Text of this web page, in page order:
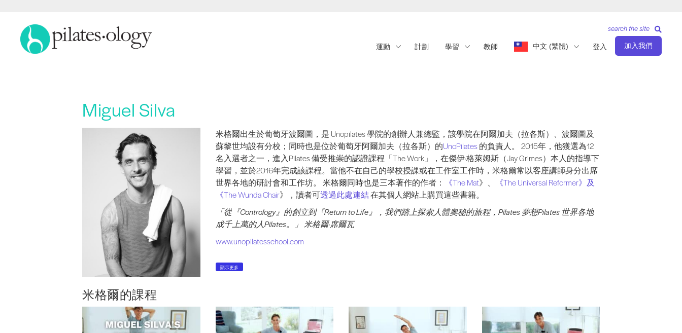
運動 計劃 學習 教師 中文 (繁體) 登入 加入我們
search the site
Miguel Silva
米格爾出生於葡萄牙波爾圖，是 Unopilates 學院的創辦人兼總監，該學院在阿爾加夫（拉各斯）、波爾圖及蘇黎世均設有分校；同
米格爾出生於葡萄牙波爾圖，是 Unopilates 學院的創辦人兼總監，該學院在阿爾加夫（拉各斯）、波爾圖及
蘇黎世均設有分校；同時也是位於葡萄牙阿爾加夫（拉各斯）的UnoPilates的負責人。 2015年，他獲選為12
名入選者之一，進入Pilates 備受推崇的認證課程「The Work」，在傑伊·格萊姆斯（Jay Grimes）本人的指導下
學習，並於2016年完成該課程。當他不在自己的學校授課或在工作室工作時，米格爾常以客座講師身分出席
世界各地的研討會和工作坊。 米格爾同時也是三本著作的作者：
《The Mat》、
《The Universal Reformer》及
《The Wunda Chair》，讀者可透過此處連結在其個人網站上購買這些書籍。
「從『Contrology』的創立到『Return to Life』，我們踏上探索人體奧秘的旅程，Pilates 夢想Pilates 世界各地
成千上萬的人Pilates。」
米格爾·席爾瓦
www.unopilatesschool.com
@unopilates– Instagram
@unopilateszurich– Instagram
顯示更多
米格爾的課程